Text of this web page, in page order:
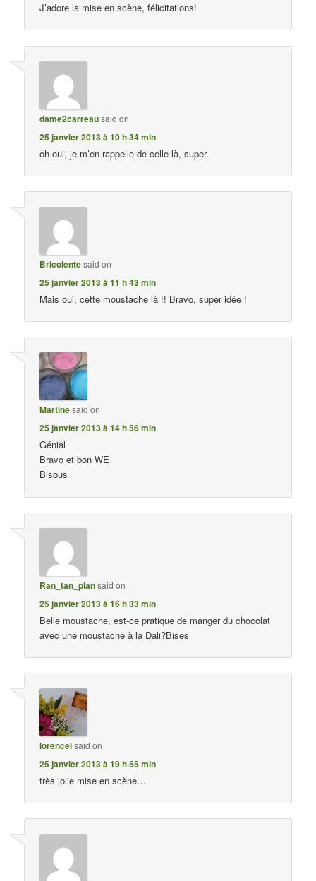
J’adore la mise en scène, félicitations!
dame2carreausaid on
25 janvier 2013 à 10 h 34 min
oh oui, je m’en rappelle de celle là, super.
Bricolentesaid on
25 janvier 2013 à 11 h 43 min
Mais oui, cette moustache là !! Bravo, super idée !
Martinesaid on
25 janvier 2013 à 14 h 56 min
Génial
Bravo et bon WE
Bisous
Ran_tan_plansaid on
25 janvier 2013 à 16 h 33 min
Belle moustache, est-ce pratique de manger du chocolat
avec une moustache à la Dali?Bises
lorencelsaid on
25 janvier 2013 à 19 h 55 min
très jolie mise en scène…